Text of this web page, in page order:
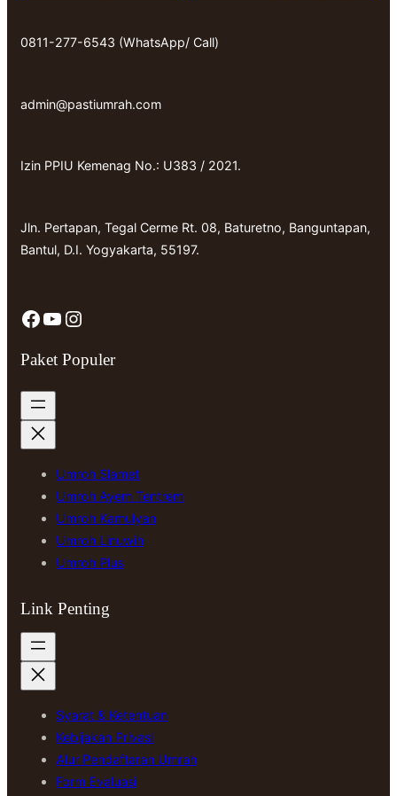
0811-277-6543 (WhatsApp/ Call)
admin@pastiumrah.com
Izin PPIU Kemenag No.: U383 / 2021.
Jln. Pertapan, Tegal Cerme Rt. 08, Baturetno, Banguntapan,
Bantul, D.I. Yogyakarta, 55197.
Facebook YouTube Instagram
Paket Populer
Umroh Slamet
Umroh Ayem Tentrem
Umroh Kamulyan
Umroh Linuwih
Umroh Plus
Link Penting
Syarat & Ketentuan
Kebijakan Privasi
Alur Pendaftaran Umrah
Form Evaluasi